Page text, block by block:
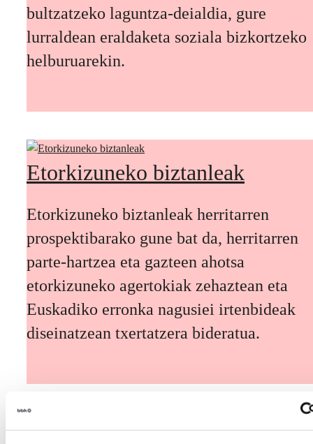
bultzatzeko laguntza-deialdia, gure
lurraldean eraldaketa soziala bizkortzeko
helburuarekin.
Etorkizuneko biztanleak
Etorkizuneko biztanleak herritarren
prospektibarako gune bat da, herritarren
parte-hartzea eta gazteen ahotsa
etorkizuneko agertokiak zehaztean eta
Euskadiko erronka nagusiei irtenbideak
diseinatzean txertatzera bideratua.